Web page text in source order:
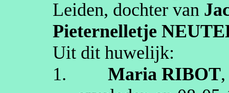
Leiden, dochter van
Pieternelletje
Uit dit huwelijk:
1.
Maria RIBOT